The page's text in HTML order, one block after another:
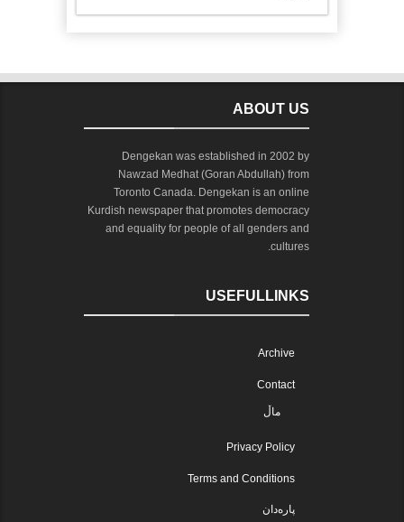
ABOUT US
Dengekan was established in 2002 by
Nawzad Medhat (Goran Abdullah) from
Toronto Canada. Dengekan is an online
Kurdish newspaper that promotes democracy
and equality for people of all genders and
cultures.
USEFULLINKS
Archive
Contact
ماڵ
Privacy Policy
Terms and Conditions
پارەدان